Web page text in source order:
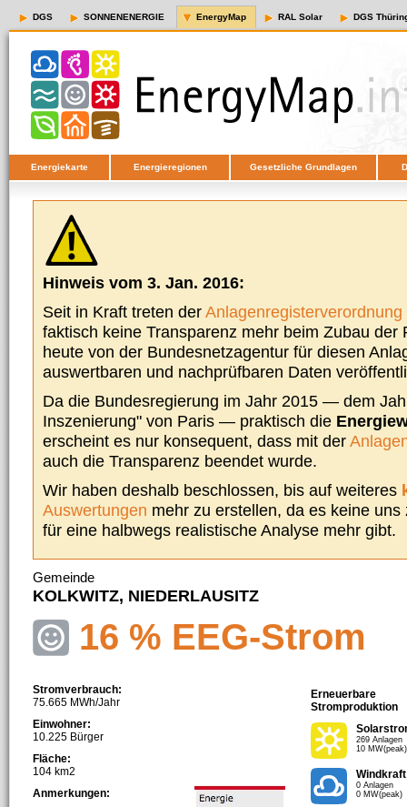
DGS SONNENENERGIE EnergyMap RAL Solar DGS
Energiekarte Energieregionen Gesetzliche Grundlagen
Hinweis vom 3. Jan. 2016:
Seit in Kraft treten derAnlagenregisterverordnung
faktisch keine Transparenz mehr beim Zubau der
heute von der Bundesnetzagentur für diesen
auswertbaren und nachprüfbaren Daten
Da die Bundesregierung im Jahr 2015 — dem
Inszenierung" von Paris — praktisch die
erscheint es nur konsequent, dass mit der
auch die Transparenz beendet wurde.
Wir haben deshalb beschlossen, bis auf weiteres
Auswertungen mehr zu erstellen, da es keine
für eine halbwegs realistische Analyse mehr gibt.
Gemeinde
KOLKWITZ, NIEDERLAUSITZ
16 % EEG-Strom
Stromverbrauch:
75.665 MWh/Jahr
Einwohner:
10.225 Bürger
Fläche:
104 km2
Anmerkungen:
Erneuerbare
Stromproduktion
269 Anlagen
10 MW(peak)
Windkraft
0 Anlagen
0 MW(peak)